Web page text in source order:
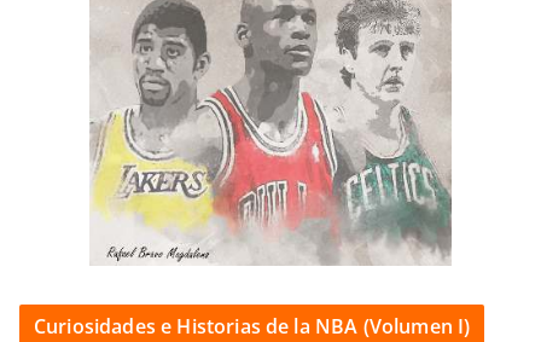
Curiosidades e Historias de la NBA (Volumen I)